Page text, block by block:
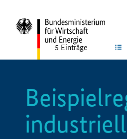
5 Einträge